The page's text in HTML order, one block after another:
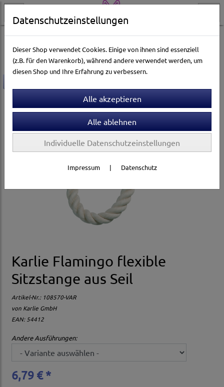
Vogelwelt Ausstattung & Zubehör Sitzstangen
Karlie Flamingo flexible
Sitzstange aus Seil
Artikel-Nr.: 108570-VAR
von Karlie GmbH
EAN: 54412
Andere Ausführungen:
6,79 € *
Datenschutzeinstellungen
Dieser Shop verwendet Cookies. Einige von ihnen sind essenziell
(z.B. für den Warenkorb), während andere verwendet werden, um
diesen Shop und Ihre Erfahrung zu verbessern.
Individuelle Datenschutzeinstellungen
Impressum | Datenschutz